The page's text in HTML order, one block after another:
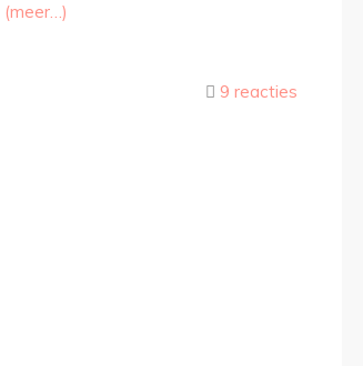
(meer…)
9 reacties